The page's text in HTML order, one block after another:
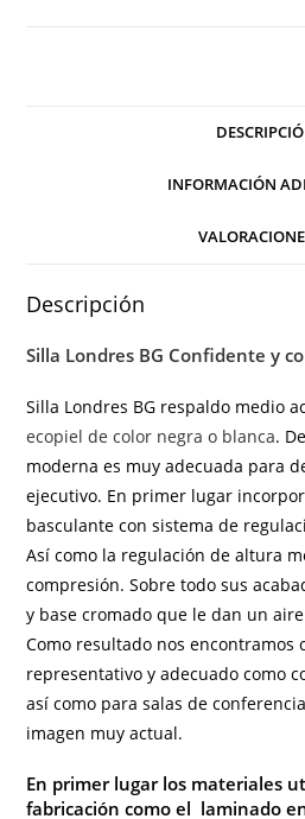
INFORMACIÓN
Descripción
Silla Londres BG Confidente y
Silla Londres BG respaldo medio
ecopiel de color negra o blanca.
moderna es muy adecuada para
ejecutivo. En primer lugar
basculante con sistema de
Así como la regulación de altura
compresión. Sobre todo sus
y base cromado que le dan un
Como resultado nos encontramos
representativo y adecuado como
así como para salas de
imagen muy actual.
En primer lugar los materiales
fabricación comoel laminado